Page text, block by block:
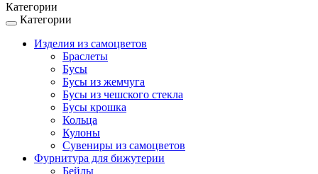
Категории
Toggle
navigation
Категории
Изделия из самоцветов
Браслеты
Бусы
Бусы из жемчуга
Бусы из чешского стекла
Бусы крошка
Кольца
Кулоны
Сувениры из самоцветов
Фурнитура для бижутерии
Бейлы